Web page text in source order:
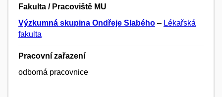
Fakulta / Pracoviště MU
Výzkumná skupina Ondřeje Slabého – Lékařská
fakulta
Pracovní zařazení
odborná pracovnice